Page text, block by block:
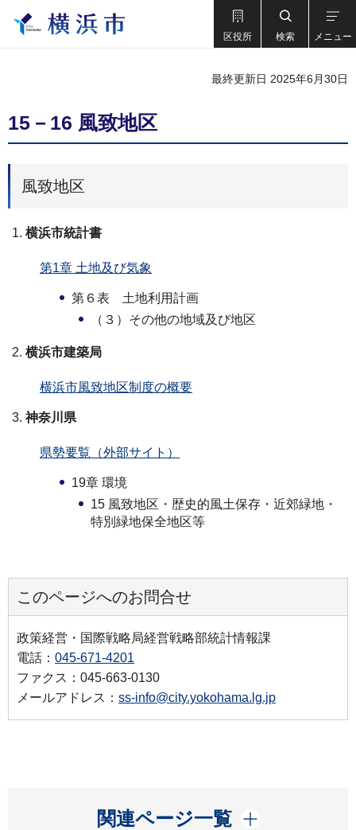
区役所 検索 メニュー
最終更新日 2025年6月30日
15－16 風致地区
風致地区
横浜市統計書
第1章 土地及び気象
第６表 土地利用計画
（３）その他の地域及び地区
横浜市建築局
横浜市風致地区制度の概要
神奈川県
県勢要覧（外部サイト）
19章 環境
15 風致地区・歴史的風土保存・近郊緑地・
特別緑地保全地区等
このページへのお問合せ
政策経営・国際戦略局経営戦略部統計情報課
電話： 045-671-4201
ファクス：045-663-0130
メールアドレス： ss-info@city.yokohama.lg.jp
関連ページ一覧
開く